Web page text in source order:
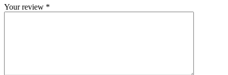
Your review *